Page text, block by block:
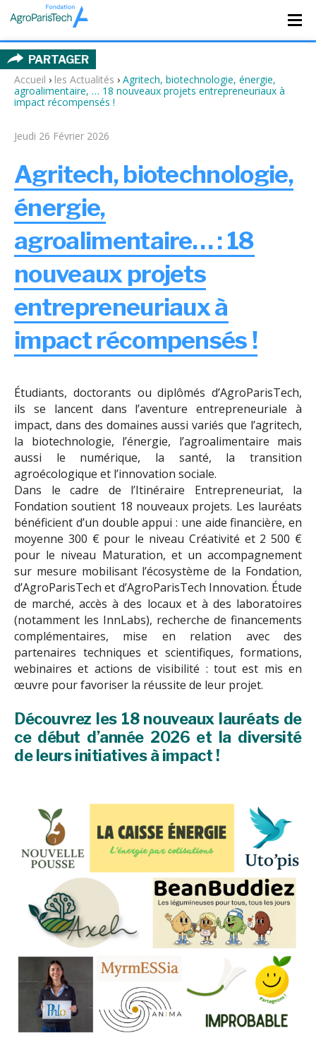
PARTAGER
Accueil › les Actualités › Agritech, biotechnologie, énergie,
agroalimentaire, … 18 nouveaux projets entrepreneuriaux à
impact récompensés !
Jeudi 26 Février 2026
Agritech, biotechnologie,
énergie,
agroalimentaire… : 18
nouveaux projets
entrepreneuriaux à
impact récompensés !
Étudiants, doctorants ou diplômés d’AgroParisTech,
ils se lancent dans l’aventure entrepreneuriale à
impact, dans des domaines aussi variés que l’agritech,
la biotechnologie, l’énergie, l’agroalimentaire mais
aussi le numérique, la santé, la transition
agroécologique et l’innovation sociale.
Dans le cadre de l’Itinéraire Entrepreneuriat, la
Fondation soutient 18 nouveaux projets. Les lauréats
bénéficient d’un double appui : une aide financière, en
moyenne 300 € pour le niveau Créativité et 2 500 €
pour le niveau Maturation, et un accompagnement
sur mesure mobilisant l’écosystème de la Fondation,
d’AgroParisTech et d’AgroParisTech Innovation. Étude
de marché, accès à des locaux et à des laboratoires
(notamment les InnLabs), recherche de financements
complémentaires, mise en relation avec des
partenaires techniques et scientifiques, formations,
webinaires et actions de visibilité : tout est mis en
œuvre pour favoriser la réussite de leur projet.
Découvrez les 18 nouveaux lauréats de
ce début d’année 2026 et la diversité
de leurs initiatives à impact !